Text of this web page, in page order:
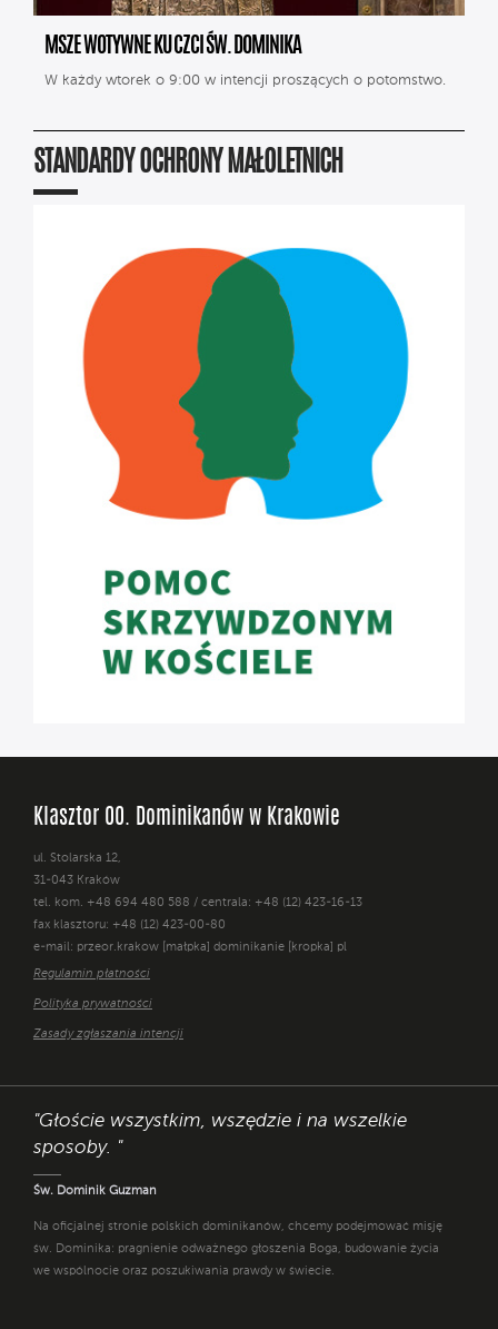
MSZE WOTYWNE KU CZCI ŚW. DOMINIKA
W każdy wtorek o 9:00 w intencji proszących o potomstwo.
STANDARDY OCHRONY MAŁOLETNICH
Klasztor OO. Dominikanów w Krakowie
ul. Stolarska 12,
31-043 Kraków
tel. kom. +48 694 480 588 / centrala: +48 (12) 423-16-13
fax klasztoru: +48 (12) 423-00-80
e-mail: przeor.krakow [małpka] dominikanie [kropka] pl
Regulamin płatności
Polityka prywatności
Zasady zgłaszania intencji
"Głoście wszystkim, wszędzie i na wszelkie
sposoby. "
Św. Dominik Guzman
Na oficjalnej stronie polskich dominikanów, chcemy podejmować misję
św. Dominika: pragnienie odważnego głoszenia Boga, budowanie życia
we wspólnocie oraz poszukiwania prawdy w świecie.